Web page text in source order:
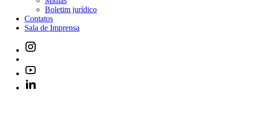
Boletim jurídico
Contatos
Sala de Imprensa